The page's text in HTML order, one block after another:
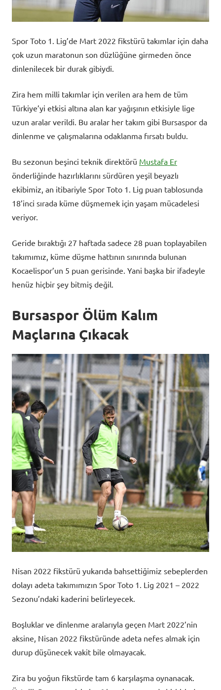
Spor Toto 1. Lig’de Mart 2022 fikstürü takımlar için daha
çok uzun maratonun son düzlüğüne girmeden önce
dinlenilecek bir durak gibiydi.
Zira hem milli takımlar için verilen ara hem de tüm
Türkiye’yi etkisi altına alan kar yağışının etkisiyle lige
uzun aralar verildi. Bu aralar her takım gibi Bursaspor da
dinlenme ve çalışmalarına odaklanma fırsatı buldu.
Bu sezonun beşinci teknik direktörü Mustafa Er
önderliğinde hazırlıklarını sürdüren yeşil beyazlı
ekibimiz, an itibariyle Spor Toto 1. Lig puan tablosunda
18’inci sırada küme düşmemek için yaşam mücadelesi
veriyor.
Geride bıraktığı 27 haftada sadece 28 puan toplayabilen
takımımız, küme düşme hattının sınırında bulunan
Kocaelispor’un 5 puan gerisinde. Yani başka bir ifadeyle
henüz hiçbir şey bitmiş değil.
Bursaspor Ölüm Kalım
Maçlarına Çıkacak
Nisan 2022 fikstürü yukarıda bahsettiğimiz sebeplerden
dolayı adeta takımımızın Spor Toto 1. Lig 2021 – 2022
Sezonu’ndaki kaderini belirleyecek.
Boşluklar ve dinlenme aralarıyla geçen Mart 2022’nin
aksine, Nisan 2022 fikstüründe adeta nefes almak için
durup düşünecek vakit bile olmayacak.
Zira bu yoğun fikstürde tam 6 karşılaşma oynanacak.